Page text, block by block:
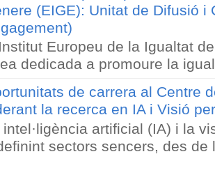
(EIGE): Unitat de Difusió i
Europeu de la Igualtat
dedicada a promoure la
de carrera al Centre
la recerca en IA i Visió
intel·ligència artificial (IA) i la
sectors sencers, des